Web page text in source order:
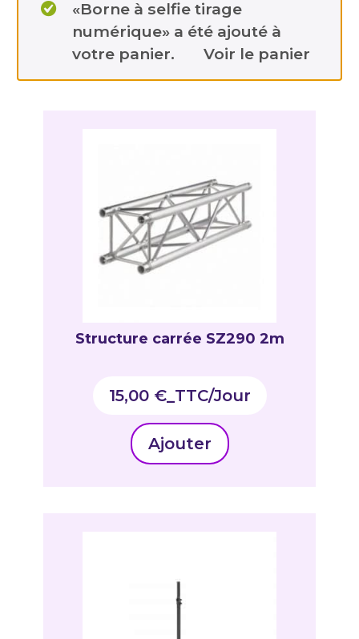
«Borne à selfie tirage
numérique» a été ajouté à
votre panier.
Voir le panier
Structure carrée SZ290 2m
15,00 €_TTC
Ajouter